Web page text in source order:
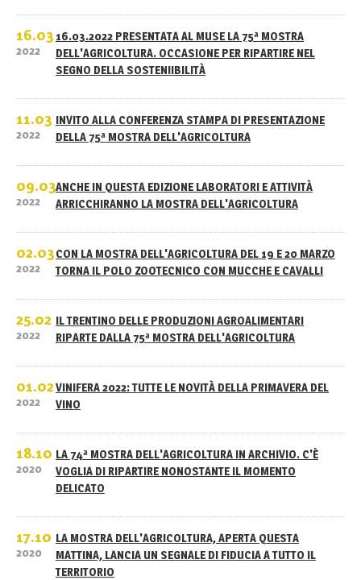
16.03
2022
16.03.2022 PRESENTATA AL MUSE LA 75ª MOSTRA
DELL'AGRICOLTURA. OCCASIONE PER RIPARTIRE NEL
SEGNO DELLA SOSTENIIBILITÀ
11.03
2022
INVITO ALLA CONFERENZA STAMPA DI PRESENTAZIONE
DELLA 75ª MOSTRA DELL'AGRICOLTURA
09.03
2022
ANCHE IN QUESTA EDIZIONE LABORATORI E ATTIVITÀ
ARRICCHIRANNO LA MOSTRA DELL'AGRICOLTURA
02.03
2022
CON LA MOSTRA DELL'AGRICOLTURA DEL 19 E 20 MARZO
TORNA IL POLO ZOOTECNICO CON MUCCHE E CAVALLI
25.02
2022
IL TRENTINO DELLE PRODUZIONI AGROALIMENTARI
RIPARTE DALLA 75ª MOSTRA DELL'AGRICOLTURA
01.02
2022
VINIFERA 2022: TUTTE LE NOVITÀ DELLA PRIMAVERA DEL
VINO
18.10
2020
LA 74ª MOSTRA DELL'AGRICOLTURA IN ARCHIVIO. C'È
VOGLIA DI RIPARTIRE NONOSTANTE IL MOMENTO
DELICATO
17.10
2020
LA MOSTRA DELL'AGRICOLTURA, APERTA QUESTA
MATTINA, LANCIA UN SEGNALE DI FIDUCIA A TUTTO IL
TERRITORIO